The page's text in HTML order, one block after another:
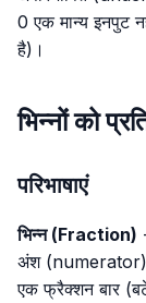
0 एक मान्य इनपुट
है)।
भिन्नों को
परिभाषाएं
भिन्न (Fraction)
अंश (numerator)
एक फ्रैक्शन बार